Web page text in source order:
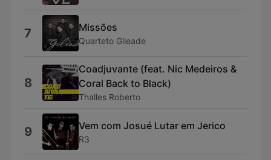
7 Missões
Quarteto Gileade
8
Coadjuvante (feat. Nic Medeiros &
Coral Back to Black)
Thalles Roberto
9 Vem com Josué Lutar em Jerico
R3